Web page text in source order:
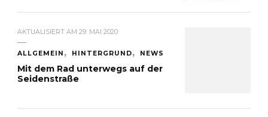
AKTUALISIERT AM 29. MAI 2020
ALLGEMEIN HINTERGRUND NEWS
Mit dem Rad unterwegs auf der
Seidenstraße